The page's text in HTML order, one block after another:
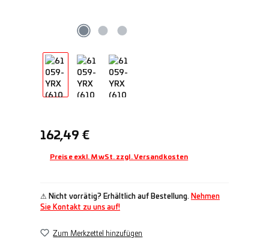
Regulärer Preis:
162,49 €
Preise exkl. MwSt. zzgl. Versandkosten
⚠ Nicht vorrätig? Erhältlich auf Bestellung. Nehmen
Sie Kontakt zu uns auf!
Zum Merkzettel hinzufügen